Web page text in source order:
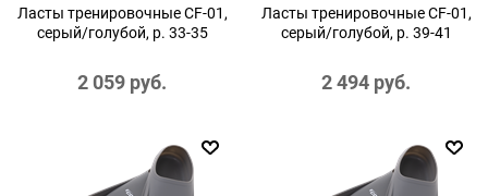
Ласты тренировочные CF-01,
серый/голубой, р. 33-35
2 059 руб.
Ласты тренировочные CF-01,
серый/голубой, р. 39-41
2 494 руб.